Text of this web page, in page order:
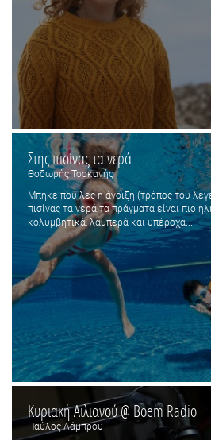
Στης πισίνας τα νερά
Θοδωρής Τσοκανής
Μπήκε που λες η άνοιξη (τρόπος του
πισίνας τα νερά τα πράγματα είναι πιο
κολυμβητικά, λαμπερά και υπέροχα....
Κυριακή Αιλιανού @ Boem Radio
Παύλος Λάμπρου